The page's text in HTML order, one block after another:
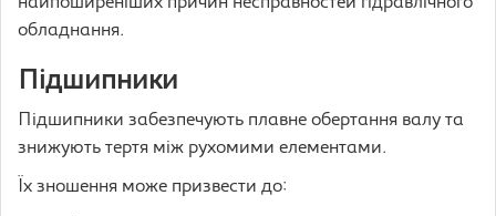
найпоширеніших причин несправностей гідравлічного
обладнання.
Підшипники
Підшипники забезпечують плавне обертання валу та
знижують тертя між рухомими елементами.
Їх зношення може призвести до: